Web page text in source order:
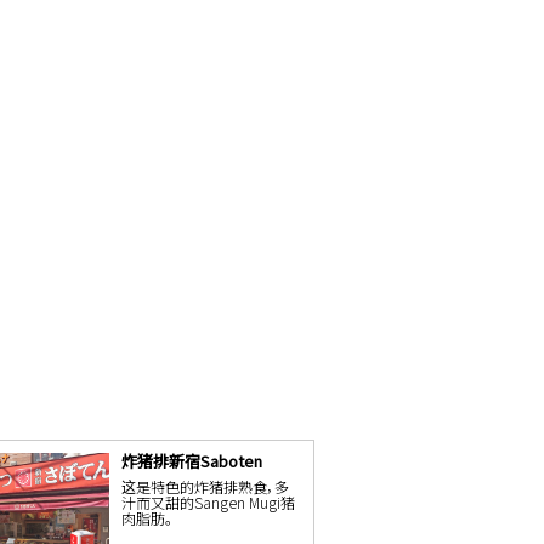
炸猪排新宿Saboten
这是特色的炸猪排熟食，多
汁而又甜的Sangen Mugi猪
肉脂肪。